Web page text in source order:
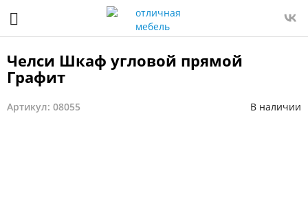
Челси Шкаф угловой прямой
Графит
Артикул: 08055 В наличии